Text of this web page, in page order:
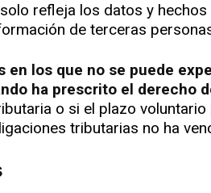
refleja los datos y
de terceras
en los que no se puede
ha prescrito el derecho
o si el plazo voluntario
tributarias no ha